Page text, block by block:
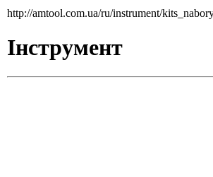
http://amtool.com.ua/ru/instrument/
Інструмент